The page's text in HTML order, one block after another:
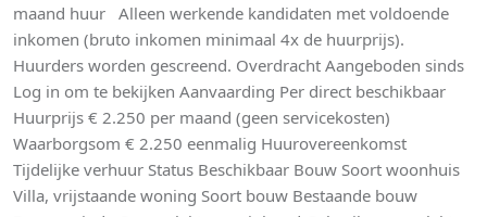
maand huur Alleen werkende kandidaten met voldoende
inkomen (bruto inkomen minimaal 4x de huurprijs).
Huurders worden gescreend. Overdracht Aangeboden sinds
Log in om te bekijken Aanvaarding Per direct beschikbaar
Huurprijs € 2.250 per maand (geen servicekosten)
Waarborgsom € 2.250 eenmalig Huurovereenkomst
Tijdelijke verhuur Status Beschikbaar Bouw Soort woonhuis
Villa, vrijstaande woning Soort bouw Bestaande bouw